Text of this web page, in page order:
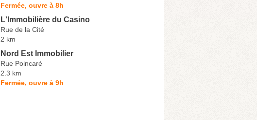
Fermée, ouvre à 8h
L'Immobilière du Casino
Rue de la Cité
2 km
Nord Est Immobilier
Rue Poincaré
2.3 km
Fermée, ouvre à 9h